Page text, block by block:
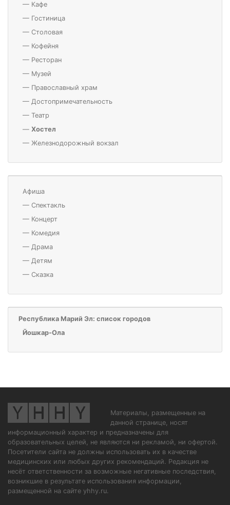
— Кафе
— Гостиница
— Столовая
— Кофейня
— Ресторан
— Музей
— Православный храм
— Достопримечательность
— Театр
— Хостел
— Железнодорожный вокзал
Афиша
— Спектакль
— Концерт
— Комедия
— Драма
— Детям
— Сказка
Республика Марий Эл: список городов
Йошкар-Ола
Материалы, размещенные на
данной странице, носят
информационный характер и предназначены для
образовательных целей, не являются ни рекламой, ни офертой.
Посетители сайта не должны использовать их в качестве
медицинских или любых других рекомендаций. Редакция не
несёт ответственности за возможные негативные последствия,
возникшие в результате использования информации,
размещенной на сайте yhhy.ru.